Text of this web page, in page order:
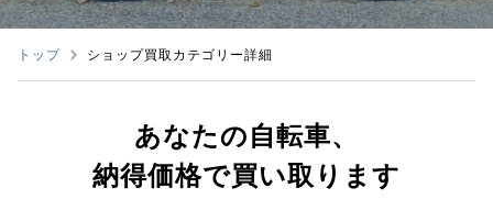
トップ ショップ買取カテゴリー詳細
あなたの自転車、
納得価格で買い取ります